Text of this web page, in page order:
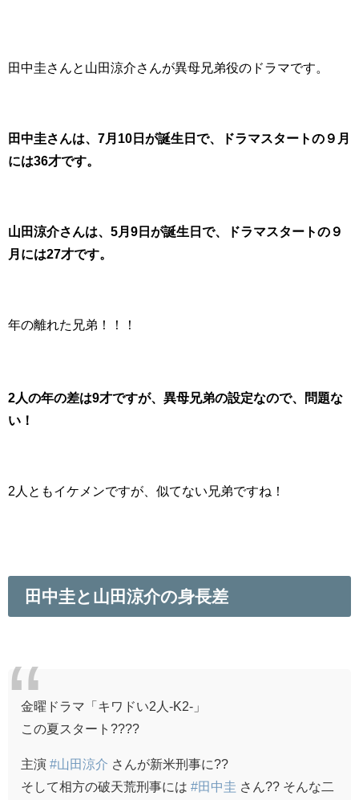
田中圭さんと山田涼介さんが異母兄弟役のドラマです。
田中圭さんは、7月10日が誕生日で、
ドラマスタートの９月
には36才です。
山田涼介さんは、5月9日が誕生日で、
ドラマスタートの９
月 には27才です。
年の離れた兄弟！！！
2人の年の差は9才ですが、異母兄弟の設定なので、問題な
い！
2人ともイケメンですが、似てない兄弟ですね！
田中圭と山田涼介の身長差
金曜ドラマ「キワドい2人-K2-」
この夏スタート????
主演 #山田涼介 さんが新米刑事に??
そして相方の破天荒刑事には #田中圭 さん?? そんな二